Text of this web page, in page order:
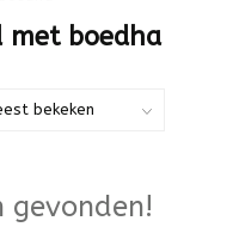
met boedha
gevonden!